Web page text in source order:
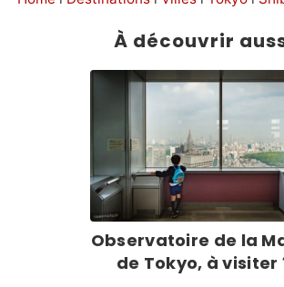
À découvrir
Observatoire de la
de Tokyo, à visiter